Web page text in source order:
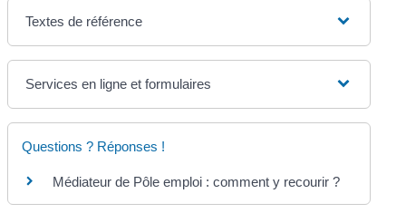
Textes de référence
Services en ligne et formulaires
Questions ? Réponses !
Médiateur de Pôle emploi : comment y recourir ?